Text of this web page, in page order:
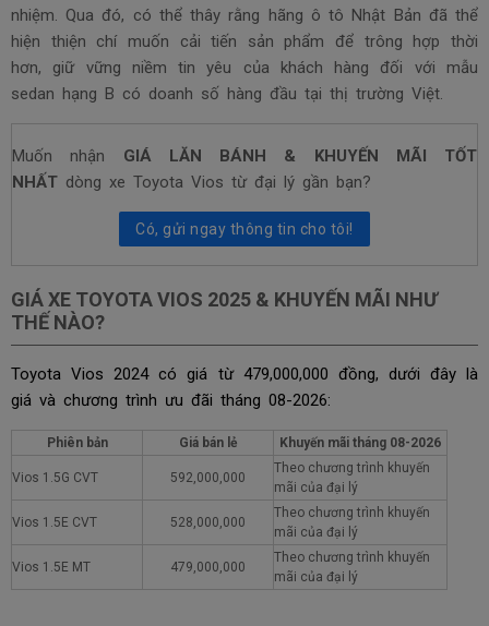
nhiệm. Qua đó, có thể thây rằng hãng ô tô Nhật Bản đã thể
hiện thiện chí muốn cải tiến sản phẩm để trông hợp thời
hơn, giữ vững niềm tin yêu của khách hàng đối với mẫu
sedan hạng B có doanh số hàng đầu tại thị trường Việt.
Muốn nhận GIÁ LĂN BÁNH & KHUYẾN MÃI TỐT
NHẤT dòng xe Toyota Vios từ đại lý gần bạn?
Có, gửi ngay thông tin cho tôi!
GIÁ XE TOYOTA VIOS 2025 & KHUYẾN MÃI NHƯ
THẾ NÀO?
Toyota Vios 2024 có giá từ 479,000,000 đồng, dưới đây là
giá và chương trình ưu đãi tháng 08-2026:
Phiên bản Giá bán lẻ Khuyến mãi tháng 08-2026
Vios 1.5G CVT 592,000,000
Theo chương trình khuyến
mãi của đại lý
Vios 1.5E CVT 528,000,000
Theo chương trình khuyến
mãi của đại lý
Vios 1.5E MT 479,000,000
Theo chương trình khuyến
mãi của đại lý